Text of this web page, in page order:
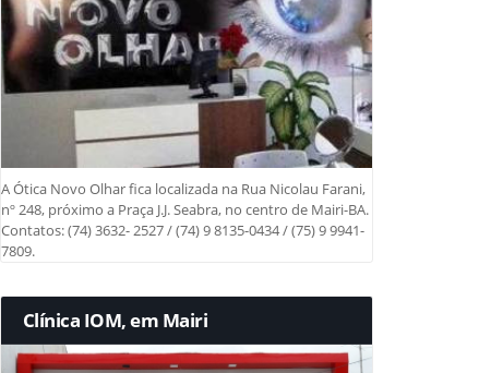
A Ótica Novo Olhar fica localizada na Rua Nicolau Farani,
nº 248, próximo a Praça J.J. Seabra, no centro de Mairi-BA.
Contatos: (74) 3632- 2527 / (74) 9 8135-0434 / (75) 9 9941-
7809.
Clínica IOM, em Mairi